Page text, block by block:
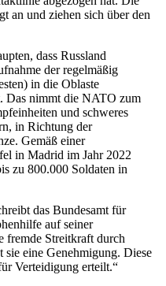
an und ziehen sich über den
dass Russland
der regelmäßig
in die Oblaste
Das nimmt die NATO zum
und schweres
in Richtung der
Gemäß einer
in Madrid im Jahr 2022
zu 800.000 Soldaten in
das Bundesamt für
auf seiner
fremde Streitkraft durch
eine Genehmigung. Diese
Verteidigung erteilt.“